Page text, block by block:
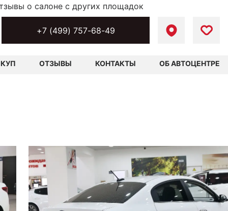
+7 (499) 757-68-49
ОТЗЫВЫ КОНТАКТЫ ОБ АВТОЦЕНТРЕ
о салоне с других площадок